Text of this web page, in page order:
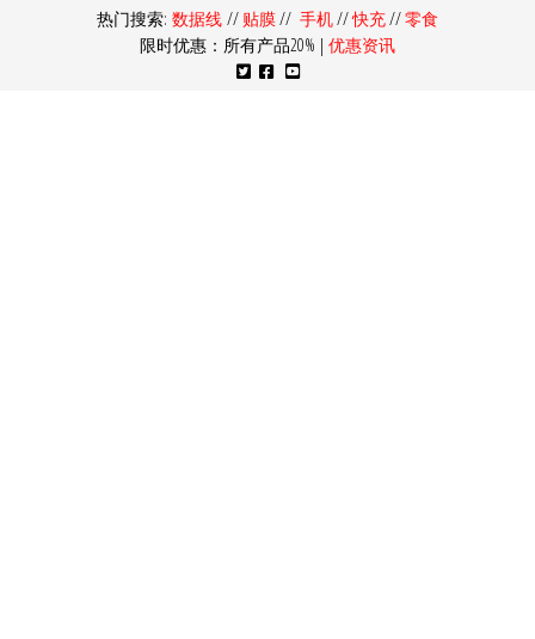
热门搜索: 数据线 // 贴膜// 手机//快充//零食
限时优惠：所有产品20% | 优惠资讯